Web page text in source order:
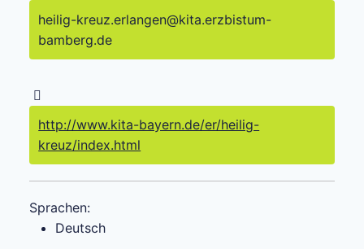
heilig-kreuz.erlangen@kita.erzbistum-
bamberg.de
http://www.kita-bayern.de/er/heilig-
kreuz/index.html
Sprachen:
Deutsch